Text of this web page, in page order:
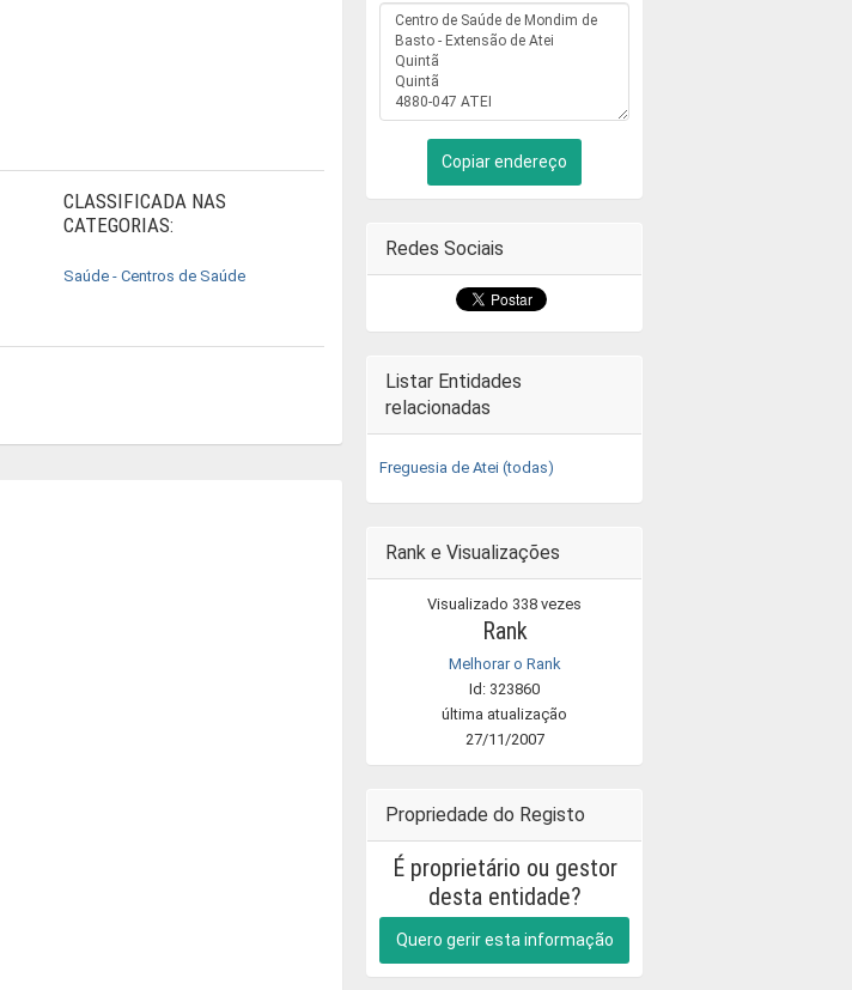
CLASSIFICADA NAS
CATEGORIAS:
Saúde - Centros de Saúde
Copiar endereço
Redes Sociais
Listar Entidades
relacionadas
Freguesia de Atei (todas)
Rank e Visualizações
Visualizado 338 vezes
Rank
Melhorar o Rank
Id: 323860
última atualização
27/11/2007
Propriedade do Registo
É proprietário ou gestor
desta entidade?
Quero gerir esta informação